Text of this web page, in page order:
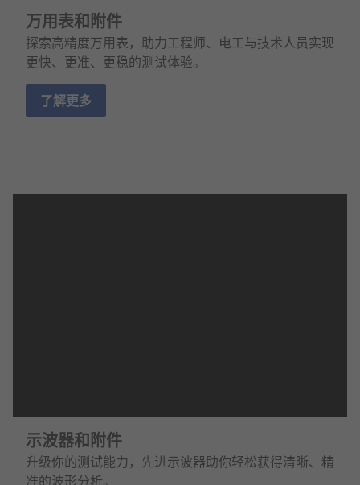
万用表和附件
探索高精度万用表，助力工程师、电工与技术人员实现
更快、更准、更稳的测试体验。
了解更多
示波器和附件
升级你的测试能力，先进示波器助你轻松获得清晰、精
准的波形分析。